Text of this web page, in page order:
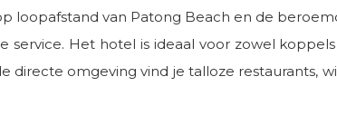
loopafstand van Patong Beach en de
service. Het hotel is ideaal voor zowel
directe omgeving vind je talloze restaurants,